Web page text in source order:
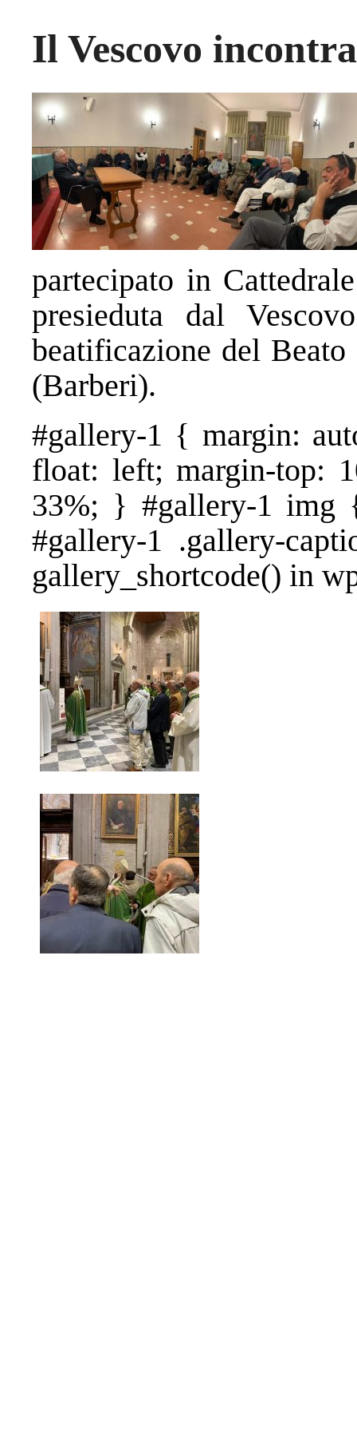
Il Vescovo
partecipato in
presieduta dal
beatificazione del
(Barberi).
#gallery-1 { margin:
float: left; margin-top:
33%; } #gallery-1
#gallery-1 .gallery-
gallery_shortcode() in